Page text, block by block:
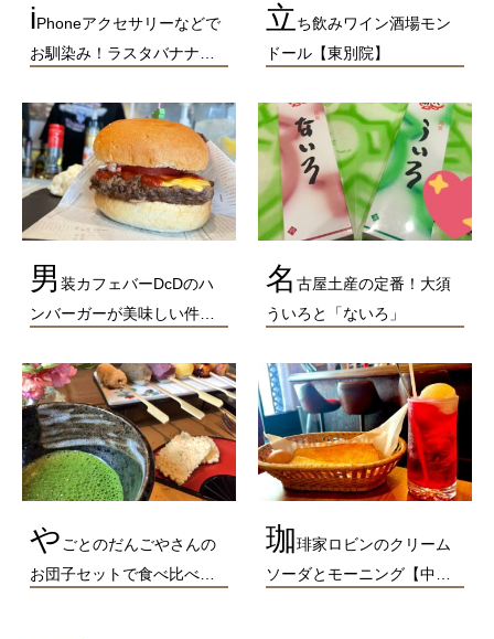
iPhoneアクセサリーなどで
お馴染み！ラスタバナナ…
立ち飲みワイン酒場モン
ドール【東別院】
男 装カフェバーDcDのハ
ンバーガーが美味しい件…
名 古屋土産の定番！大須
ういろと「ないろ」
や ごとのだんごやさんの
お団子セットで食べ比べ…
珈琲家ロビンのクリーム
ソーダとモーニング【中…